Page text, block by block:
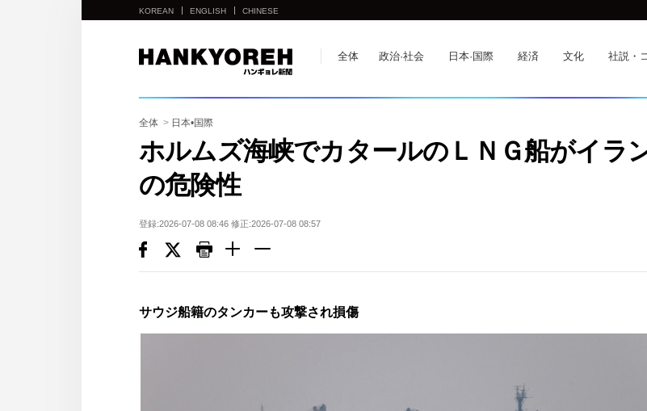
他
国
の
サ
イ
ト
リ
ン
ク
른
나
KOREAN ENGLISH CHINESE
全体 政治·社会 日本·国際 経済 文化 社説・
全体 > 日本•国際
ホルムズ海峡でカタールのＬＮＧ船がイラ
の危険性
登録:2026-07-08 08:46 修正:2026-07-08 08:57
サウジ船籍のタンカーも攻撃され損傷